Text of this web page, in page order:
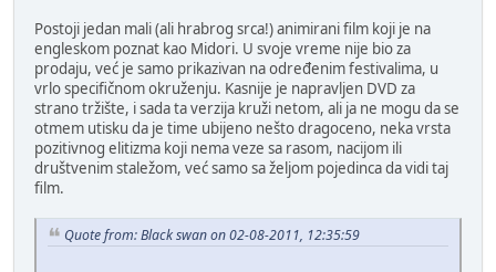
Postoji jedan mali (ali hrabrog srca!) animirani film koji je na
engleskom poznat kao Midori. U svoje vreme nije bio za
prodaju, već je samo prikazivan na određenim festivalima, u
vrlo specifičnom okruženju. Kasnije je napravljen DVD za
strano tržište, i sada ta verzija kruži netom, ali ja ne mogu da se
otmem utisku da je time ubijeno nešto dragoceno, neka vrsta
pozitivnog elitizma koji nema veze sa rasom, nacijom ili
društvenim staležom, već samo sa željom pojedinca da vidi taj
film.
Quote from: Black swan on 02-08-2011, 12:35:59